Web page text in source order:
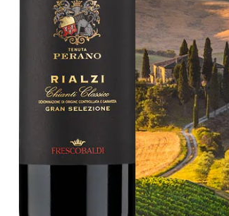
Passer à la fin de la galerie d’imagesPasser au début